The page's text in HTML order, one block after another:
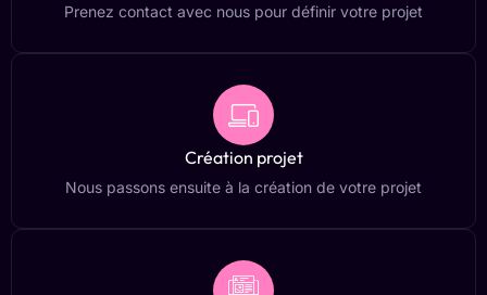
Prenez contact avec nous pour définir votre projet
Création projet
Nous passons ensuite à la création de votre projet